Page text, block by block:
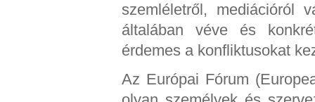
szemléletről, mediációról
általában véve és
érdemes a konfliktusokat
Az Európai Fórum